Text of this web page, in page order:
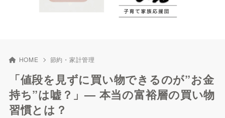
HOME 節約・家計管理
「値段を見ずに買い物できるのが”お金
持ち”は嘘？」— 本当の富裕層の買い物
習慣とは？